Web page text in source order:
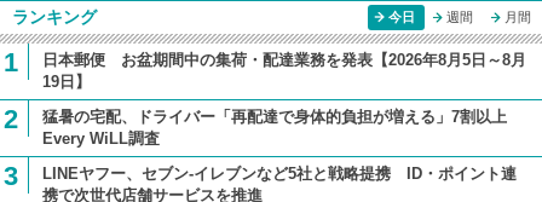
ランキング 今日 週間 月間
1
日本郵便 お盆期間中の集荷・配達業務を発表【2026年8月5日～8月
19日】
2
猛暑の宅配、ドライバー「再配達で身体的負担が増える」7割以上
Every WiLL調査
3
LINEヤフー、セブン-イレブンなど5社と戦略提携 ID・ポイント連
携で次世代店舗サービスを推進